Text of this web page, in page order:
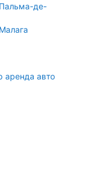
де-
аренда авто